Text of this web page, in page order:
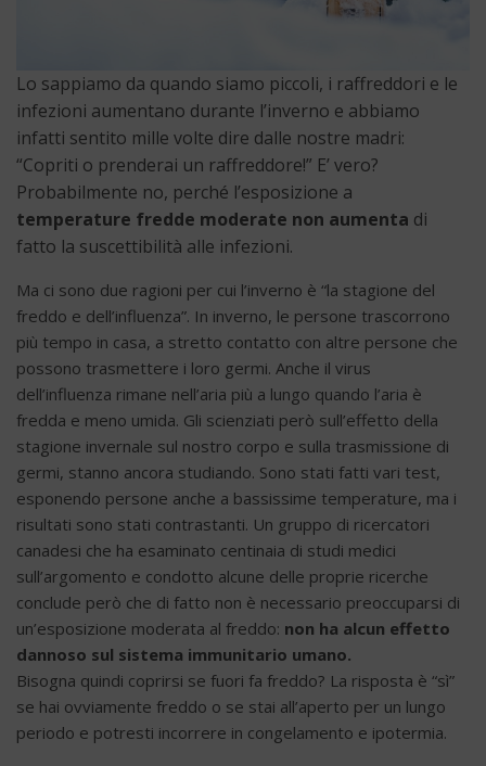
Lo sappiamo da quando siamo piccoli, i raffreddori e le
infezioni aumentano durante l’inverno e abbiamo
infatti sentito mille volte dire dalle nostre madri:
“Copriti o prenderai un raffreddore!” E’ vero?
Probabilmente no, perché l’esposizione a
temperature fredde moderate non aumenta di
fatto la suscettibilità alle infezioni.
Ma ci sono due ragioni per cui l’inverno è “la stagione del
freddo e dell’influenza”. In inverno, le persone trascorrono
più tempo in casa, a stretto contatto con altre persone che
possono trasmettere i loro germi. Anche il virus
dell’influenza rimane nell’aria più a lungo quando l’aria è
fredda e meno umida. Gli scienziati però sull’effetto della
stagione invernale sul nostro corpo e sulla trasmissione di
germi, stanno ancora studiando. Sono stati fatti vari test,
esponendo persone anche a bassissime temperature, ma i
risultati sono stati contrastanti. Un gruppo di ricercatori
canadesi che ha esaminato centinaia di studi medici
sull’argomento e condotto alcune delle proprie ricerche
conclude però che di fatto non è necessario preoccuparsi di
un’esposizione moderata al freddo: non ha alcun effetto
dannoso sul sistema immunitario umano.
Bisogna quindi coprirsi se fuori fa freddo? La risposta è “sì”
se hai ovviamente freddo o se stai all’aperto per un lungo
periodo e potresti incorrere in congelamento e ipotermia.